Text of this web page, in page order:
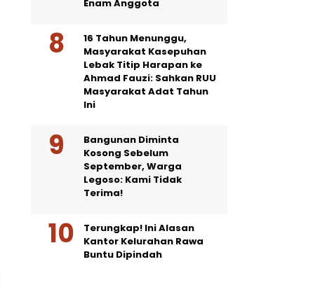
Enam Anggota
16 Tahun Menunggu,
Masyarakat Kasepuhan
Lebak Titip Harapan ke
Ahmad Fauzi: Sahkan RUU
Masyarakat Adat Tahun
Ini
Bangunan Diminta
Kosong Sebelum
September, Warga
Legoso: Kami Tidak
Terima!
Terungkap! Ini Alasan
Kantor Kelurahan Rawa
Buntu Dipindah